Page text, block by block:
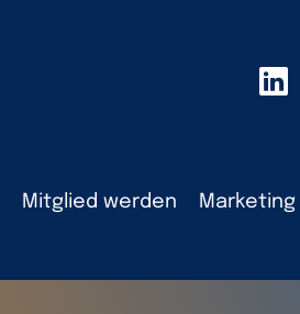
Mitglied werden
Marketing